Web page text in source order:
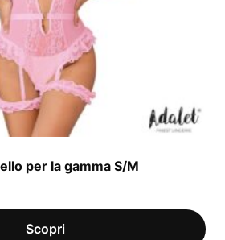
per la gamma S/M